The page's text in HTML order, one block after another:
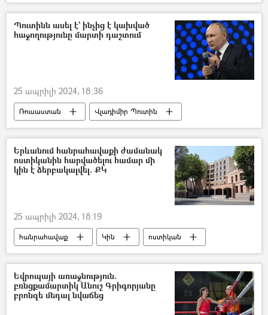
Պուտինն ասել է` ինչից է կախված
հաջողությունը մարտի դաշտում
25 ապրիլի 2024, 18:36
Ռուսաստան
Վլադիմիր Պուտին
Ուկրաինա
Դոնբասի պաշտպանություն. ՌԴ–ի ռազմական հատուկ գործողությունը Ուկրաինայում
Երևանում հանրահավաքի ժամանակ
ոստիկանին հարվածելու համար մի
կին է ձերբակալվել. ՔԿ
25 ապրիլի 2024, 18:19
հանրահավաք Կին
ոստիկան
ՀՀ քննչական կոմիտե
Եվրոպայի առաջնություն.
բռնցքամարտիկ Անուշ Գրիգորյանը
բրոնզե մեդալ նվաճեց